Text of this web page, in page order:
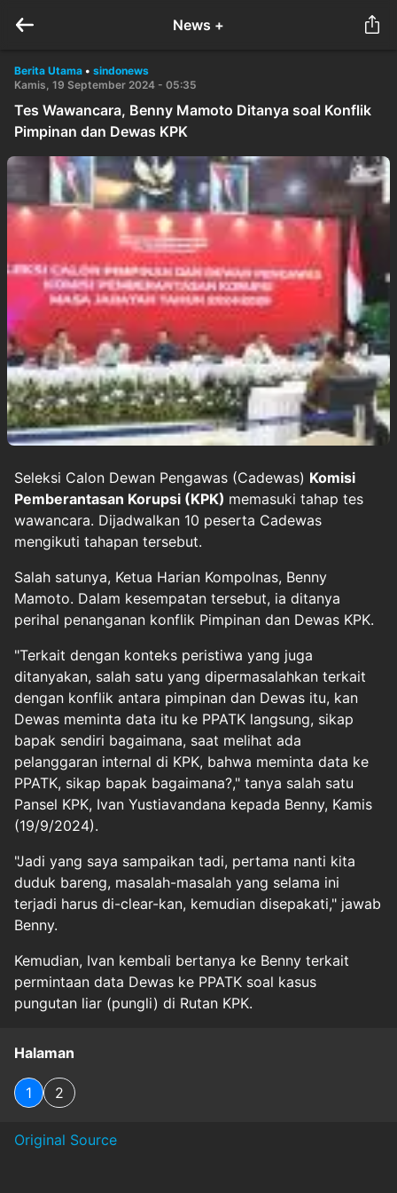
News +
Berita Utama • sindonews
Kamis, 19 September 2024 - 05:35
Tes Wawancara, Benny Mamoto Ditanya soal Konflik
Pimpinan dan Dewas KPK
Seleksi Calon Dewan Pengawas (Cadewas) Komisi
Pemberantasan Korupsi (KPK) memasuki tahap tes
wawancara. Dijadwalkan 10 peserta Cadewas
mengikuti tahapan tersebut.
Salah satunya, Ketua Harian Kompolnas, Benny
Mamoto. Dalam kesempatan tersebut, ia ditanya
perihal penanganan konflik Pimpinan dan Dewas KPK.
"Terkait dengan konteks peristiwa yang juga
ditanyakan, salah satu yang dipermasalahkan terkait
dengan konflik antara pimpinan dan Dewas itu, kan
Dewas meminta data itu ke PPATK langsung, sikap
bapak sendiri bagaimana, saat melihat ada
pelanggaran internal di KPK, bahwa meminta data ke
PPATK, sikap bapak bagaimana?," tanya salah satu
Pansel KPK, Ivan Yustiavandana kepada Benny, Kamis
(19/9/2024).
"Jadi yang saya sampaikan tadi, pertama nanti kita
duduk bareng, masalah-masalah yang selama ini
terjadi harus di-clear-kan, kemudian disepakati," jawab
Benny.
Kemudian, Ivan kembali bertanya ke Benny terkait
permintaan data Dewas ke PPATK soal kasus
pungutan liar (pungli) di Rutan KPK.
Halaman
1 2
Original Source